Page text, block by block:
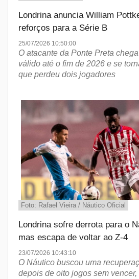
Londrina anuncia William
reforços para a Série B
25/07/2026 10:50:00
O atacante da Ponte Preta
válido até o fim de 2026 e se
que perdeu dois jogadores
Foto: Rafael Vieira / Náutico Oficial
Londrina sofre derrota para o
mas escapa de voltar ao Z-4
23/07/2026 10:43:10
O Náutico buscou uma
depois de oito jogos sem